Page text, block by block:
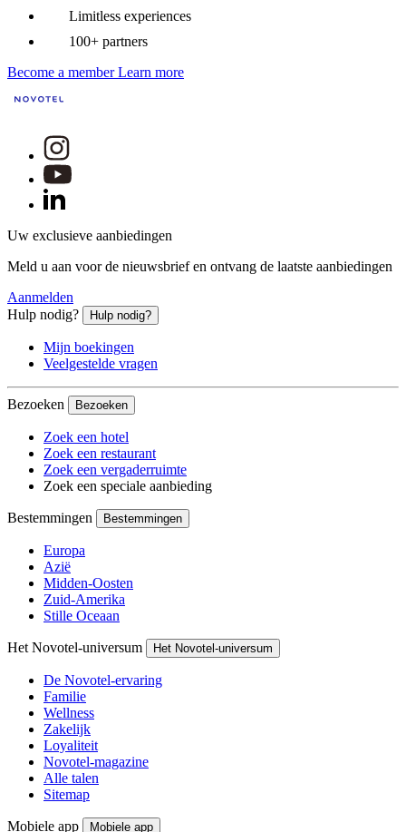
Limitless experiences
100+ partners
Become a member Learn more
Uw exclusieve aanbiedingen
Meld u aan voor de nieuwsbrief en ontvang de laatste aanbiedingen
Aanmelden
Hulp nodig?
Hulp nodig?
Mijn boekingen
Veelgestelde vragen
Bezoeken Bezoeken
Zoek een hotel
Zoek een restaurant
Zoek een vergaderruimte
Zoek een speciale aanbieding
Bestemmingen Bestemmingen
Europa
Azië
Midden-Oosten
Zuid-Amerika
Stille Oceaan
Het Novotel-universum Het Novotel-universum
De Novotel-ervaring
Familie
Wellness
Zakelijk
Loyaliteit
Novotel-magazine
Alle talen
Sitemap
Mobiele app Mobiele app